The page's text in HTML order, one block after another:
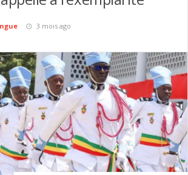
3 mois ago